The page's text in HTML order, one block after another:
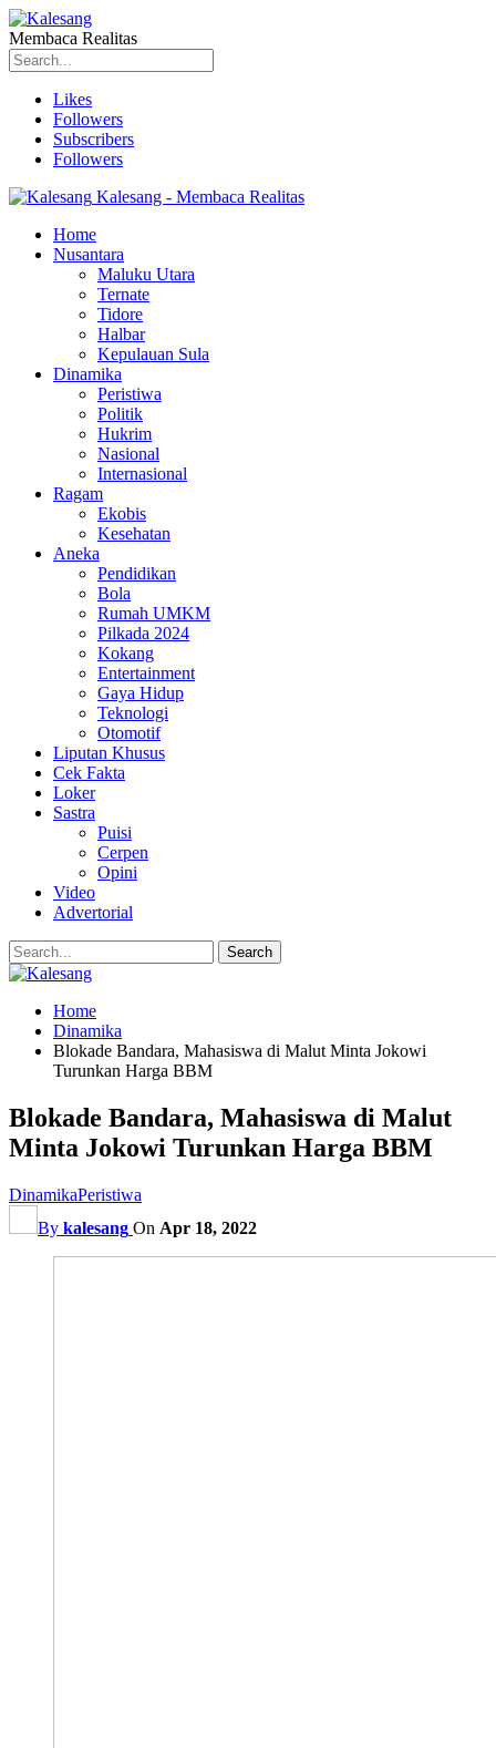
Membaca Realitas
Likes
Followers
Subscribers
Followers
Kalesang - Membaca Realitas
Home
Nusantara
Maluku Utara
Ternate
Tidore
Halbar
Kepulauan Sula
Dinamika
Peristiwa
Politik
Hukrim
Nasional
Internasional
Ragam
Ekobis
Kesehatan
Aneka
Pendidikan
Bola
Rumah UMKM
Pilkada 2024
Kokang
Entertainment
Gaya Hidup
Teknologi
Otomotif
Liputan Khusus
Cek Fakta
Loker
Sastra
Puisi
Cerpen
Opini
Video
Advertorial
Home
Dinamika
Blokade Bandara, Mahasiswa di Malut Minta Jokowi
Turunkan Harga BBM
Blokade Bandara, Mahasiswa di Malut
Minta Jokowi Turunkan Harga BBM
DinamikaPeristiwa
By kalesang On Apr 18, 2022